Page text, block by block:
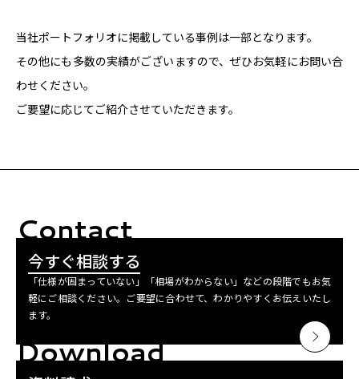
当社ポートフォリオに掲載している事例は一部となります。
その他にも多数の実績がございますので、ぜひお気軽にお問い合
わせください。
ご要望に応じてご紹介させていただきます。
Contact
今すぐ相談する
「仕様が固まっていない」「相場がわからない」などの段階でもお気
軽にご相談ください。ご要望に合わせて、わかりやすくお伝えいたし
ます。
Download